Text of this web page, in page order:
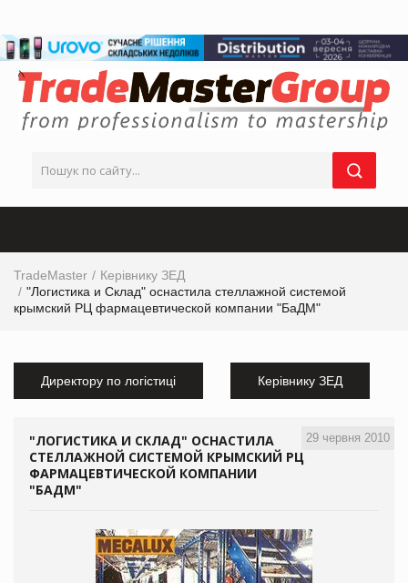
TradeMaster
Керівнику ЗЕД
"Логистика и Склад" оснастила стеллажной системой
крымский РЦ фармацевтической компании "БаДМ"
Директору по логістиці Керівнику ЗЕД
29 червня 2010
"ЛОГИСТИКА И СКЛАД" ОСНАСТИЛА
СТЕЛЛАЖНОЙ СИСТЕМОЙ КРЫМСКИЙ РЦ
ФАРМАЦЕВТИЧЕСКОЙ КОМПАНИИ
"БАДМ"